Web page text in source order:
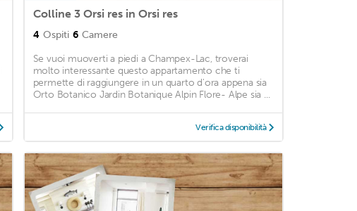
Colline 3 Orsi res in Orsi res
4 Ospiti 6 Camere
Se vuoi muoverti a piedi a Champex-Lac, troverai
molto interessante questo appartamento che ti
permette di raggiungere in un quarto d'ora appena sia
Orto Botanico Jardin Botanique Alpin Flore- Alpe sia ...
Verifica disponibilità